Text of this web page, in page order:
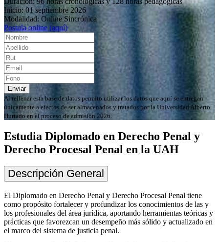
Inicio: 01 septiembre 2026
Modalidad: Online Sincrónica
Postula online (aquí)
Enviar
Al rellenar esta base de datos permito utilizar los datos que aquí se entregan
únicamente a efectos de ser almacenados y tratados por la Universidad Alberto
Hurtado en el proceso de admisión 2026.
Estudia Diplomado en Derecho Penal y
Derecho Procesal Penal en la UAH
Descripción General
El Diplomado en Derecho Penal y Derecho Procesal Penal tiene
como propósito fortalecer y profundizar los conocimientos de las y
los profesionales del área jurídica, aportando herramientas teóricas y
prácticas que favorezcan un desempeño más sólido y actualizado en
el marco del sistema de justicia penal.